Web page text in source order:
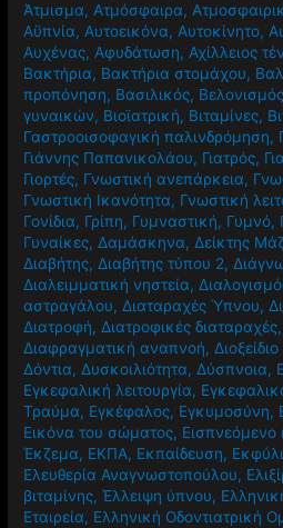
Άτμισμα,Ατμόσφαιρα,
Αϋπνία,Αυτοεικόνα,Αυτοκίνητο,
Αυχένας,Αφυδάτωση,Αχίλλειος
Βακτήρια, Βακτήρια στομάχου,
προπόνηση, Βασιλικός, Βελονισμός
γυναικών, Βιοϊατρική, Βιταμίνες,
Γαστροοισοφαγική παλινδρόμηση,
Γιάννης Παπανικολάου, Γιατρός,
Γιορτές, Γνωστική ανεπάρκεια,
Γνωστική Ικανότητα, Γνωστική
Γονίδια, Γρίπη, Γυμναστική, Γυμνό,
Γυναίκες,Δαμάσκηνα,Δείκτης
Διαβήτης,Διαβήτης τύπου 2,
Διαλειμματική νηστεία,
αστραγάλου,Διαταραχές Ύπνου,
Διατροφή,Διατροφικές διαταραχές
Διαφραγματική αναπνοή,
Δόντια,Δυσκοιλιότητα,Δύσπνοια,
Εγκεφαλική λειτουργία,
Τραύμα, Εγκέφαλος, Εγκυμοσύνη,
Εικόνα του σώματος, Εισπνεόμενο
Έκζεμα, ΕΚΠΑ, Εκπαίδευση,
Ελευθερία Αναγνωστοπούλου,
βιταμίνης,Έλλειψη ύπνου,
Εταιρεία, Ελληνική Οδοντιατρική